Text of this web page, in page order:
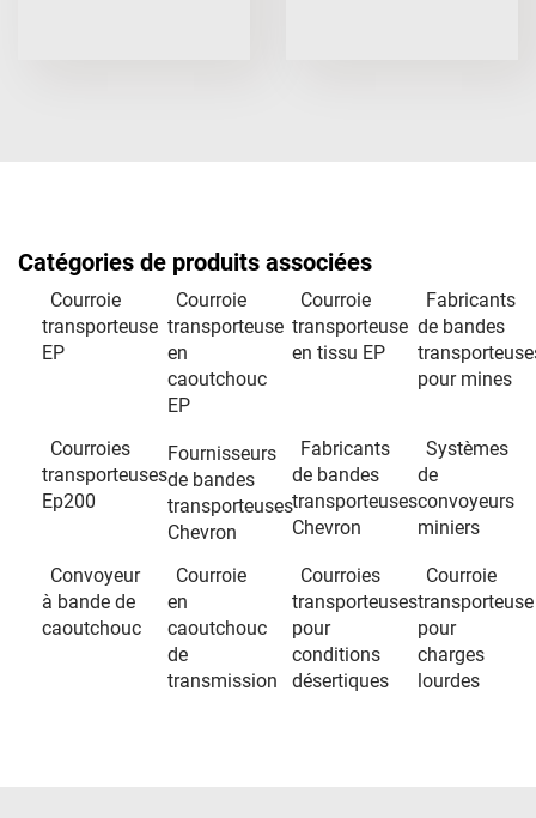
Catégories de produits associées
Courroie
transporteuse
EP
Courroie
transporteuse
en
caoutchouc
EP
Courroie
transporteuse
en tissu EP
Fabricants
de bandes
pour mines
Courroies
transporteuses
Ep200
Fournisseurs
de bandes
transporteuses
Chevron
Fabricants
de bandes
transporteuses
Chevron
Systèmes
de
convoyeurs
miniers
Convoyeur
à bande de
caoutchouc
Courroie
en
caoutchouc
de
transmission
Courroies
transporteuses
pour
conditions
désertiques
Courroie
transporteuse
pour
charges
lourdes